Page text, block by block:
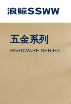
五金系列
HARDWARE SERIES